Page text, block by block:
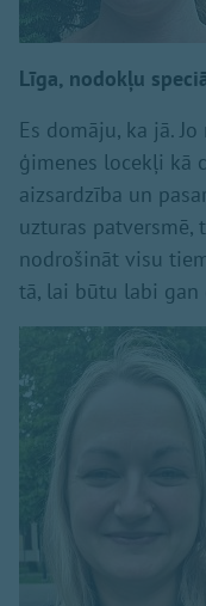
Līga, nodokļu
Es domāju, ka jā.
ģimenes locekļi kā
aizsardzība un
uzturas patversmē,
nodrošināt visu
tā, lai būtu labi gan